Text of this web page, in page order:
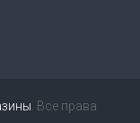
. Все права